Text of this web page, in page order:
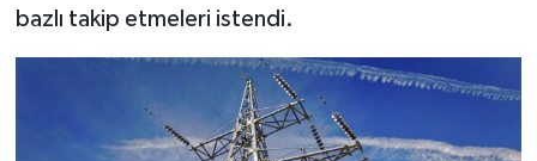
bazlı takip etmeleri istendi.